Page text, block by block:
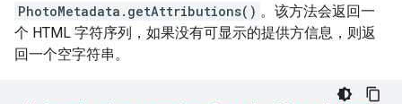
PhotoMetadata.getAttributions() 。该方法会返回一
个 HTML 字符序列，如果没有可显示的提供方信息，则返
回一个空字符串。